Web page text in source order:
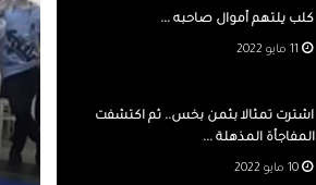
كلب يلتهم أموال صاحبه ...
اشترت تمثالا بثمن بخس.. ثم اكتشفت
المفاجأة المذهلة ...